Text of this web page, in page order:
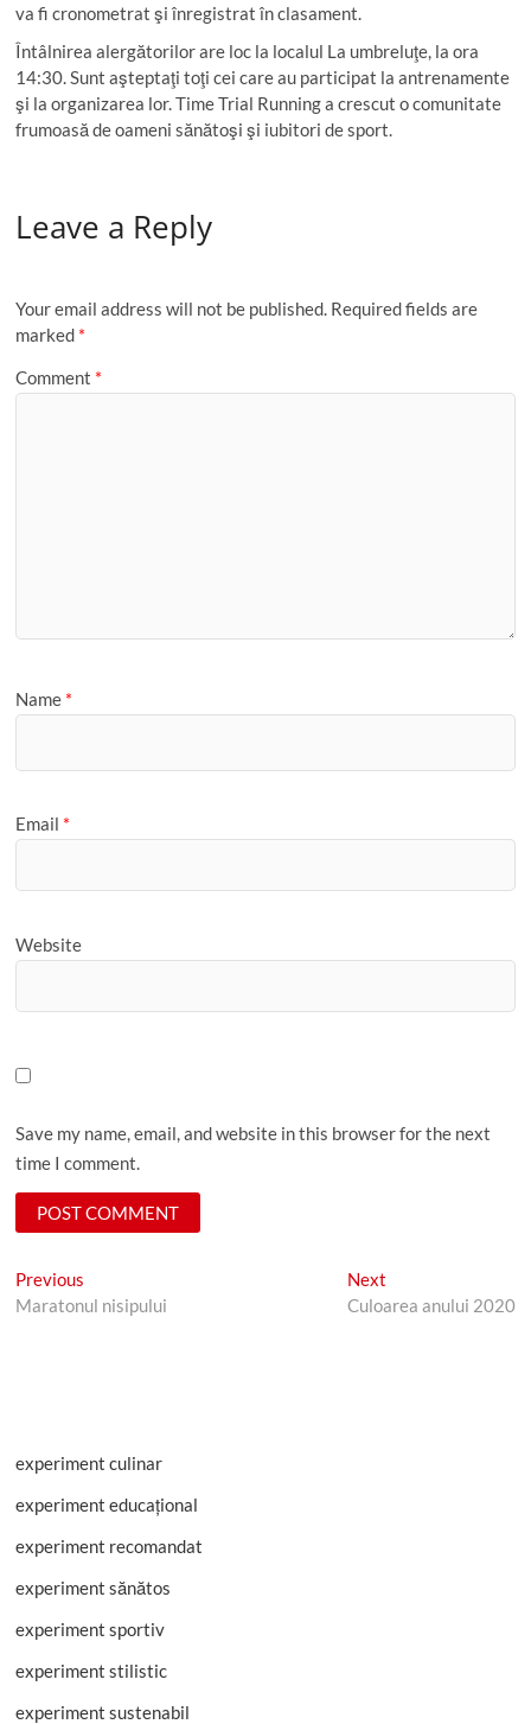
va fi cronometrat şi înregistrat în clasament.
Întâlnirea alergătorilor are loc la localul La umbreluţe, la ora
14:30. Sunt aşteptaţi toţi cei care au participat la antrenamente
şi la organizarea lor. Time Trial Running a crescut o comunitate
frumoasă de oameni sănătoşi şi iubitori de sport.
Leave a Reply
Your email address will not be published. Required fields are
marked *
Comment *
Name *
Email *
Website
Save my name, email, and website in this browser for the next
time I comment.
Post
navigation
Previous
post:
Maratonul nisipului
NextNext
post:
Culoarea anului 2020
experiment culinar
experiment educațional
experiment recomandat
experiment sănătos
experiment sportiv
experiment stilistic
experiment sustenabil